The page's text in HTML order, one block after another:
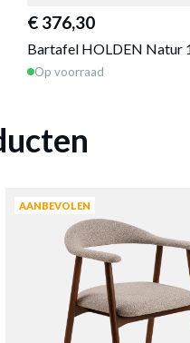
€ 376,30
Bartafel HOLDEN Natur
Op voorraad
AANBEVOLEN